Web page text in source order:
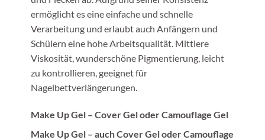
ermöglicht es eine einfache und schnelle
Verarbeitung und erlaubt auch Anfängern und
Schülern eine hohe Arbeitsqualität. Mittlere
Viskosität, wunderschöne Pigmentierung, leicht
zu kontrollieren, geeignet für
Nagelbettverlängerungen.
Make Up Gel – Cover Gel oder Camouflage Gel
Make Up Gel – auch Cover Gel oder Camouflage